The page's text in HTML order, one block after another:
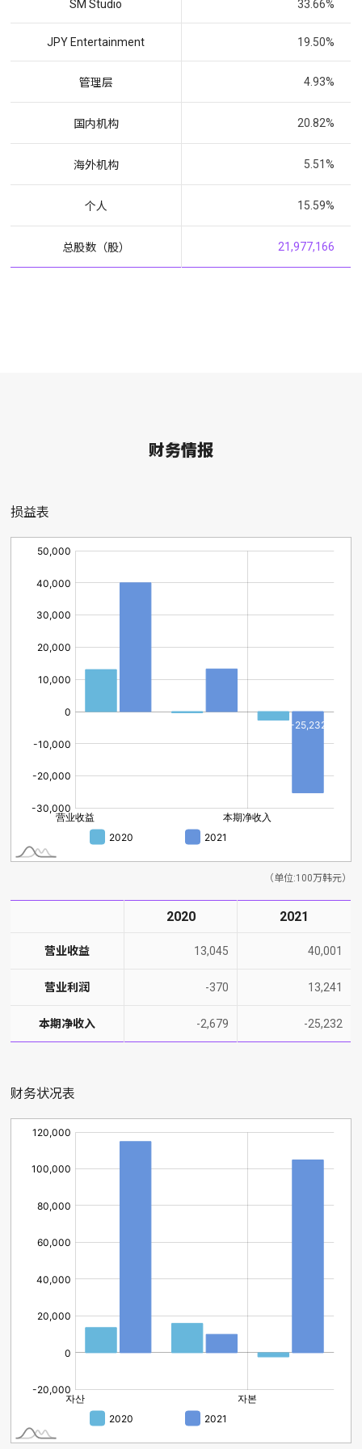
SM Studio 33.66%
JPY Entertainment 19.50%
管理层 4.93%
国内机构 20.82%
海外机构 5.51%
个人 15.59%
总股数（股） 21,977,166
财务情报
02
损益表
（单位:100万韩元）
2020 2021
营业收益 13,045 40,001
营业利润 -370 13,241
本期净收入 -2,679 -25,232
财务状况表